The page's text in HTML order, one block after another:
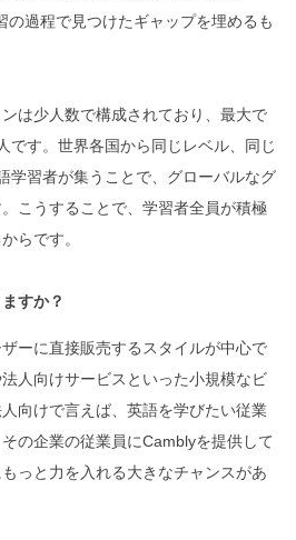
の過程で見つけたギャップを埋めるも
は少人数で構成されており、最大で
です。世界各国から同じレベル、同じ
学習者が集うことで、グローバルなグ
こうすることで、学習者全員が積極
らです。
すか？
ーに直接販売するスタイルが中心で
人向けサービスといった小規模なビ
向けで言えば、英語を学びたい従業
の企業の従業員にCamblyを提供して
っと力を入れる大きなチャンスがあ